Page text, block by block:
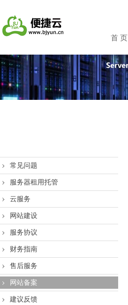
首 页
常见问题
服务器租用托管
云服务
网站建设
服务协议
财务指南
售后服务
网站备案
建议反馈